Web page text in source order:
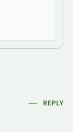
with Kit
REPLY